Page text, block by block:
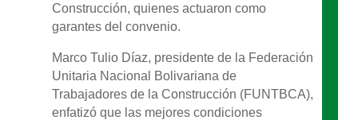
Construcción, quienes actuaron como
garantes del convenio.
Marco Tulio Díaz, presidente de la Federación
Unitaria Nacional Bolivariana de
Trabajadores de la Construcción (FUNTBCA),
enfatizó que las mejores condiciones